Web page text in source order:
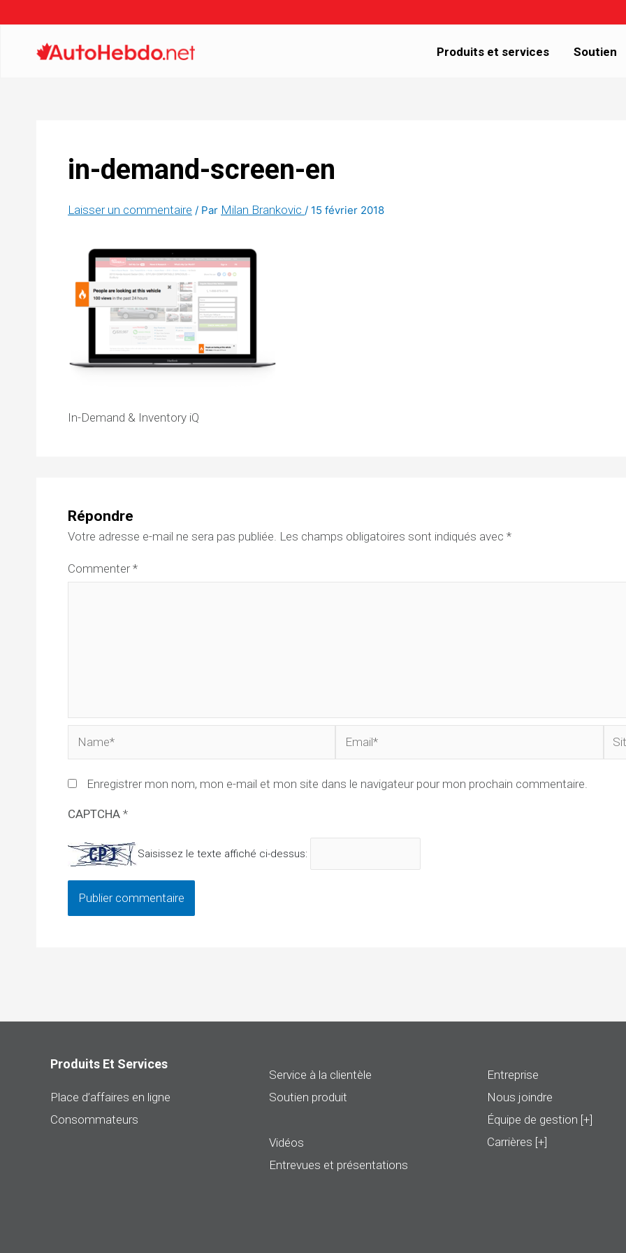
Produits et services Soutien
in-demand-screen-en
Laisser un commentaire / Par Milan Brankovic / 15 février 2018
In-Demand & Inventory iQ
Répondre
Votre adresse e-mail ne sera pas publiée. Les champs obligatoires sont indiqués avec *
Commenter*
Enregistrer mon nom, mon e-mail et mon site dans le navigateur pour mon prochain commentaire.
CAPTCHA *
Saisissez le texte affiché ci-dessus:
Produits Et Services
Place d’affaires en ligne
Consommateurs
Service à la clientèle
Soutien produit
Vidéos
Entrevues et présentations
Entreprise
Nous joindre
Équipe de gestion [+]
Carrières [+]